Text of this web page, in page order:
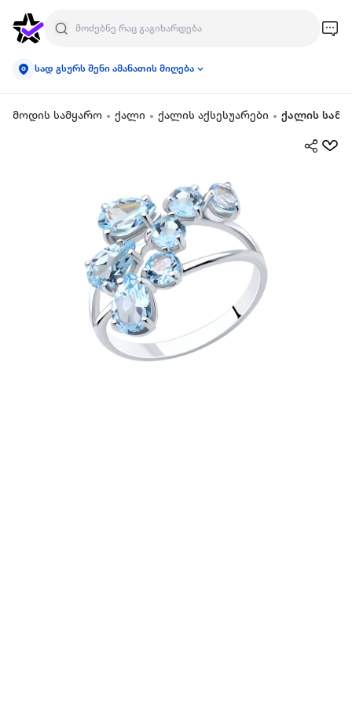
სად გსურს შენი ამანათის მიღება
მოდის სამყარო ქალი ქალის აქსესუარები ქალის